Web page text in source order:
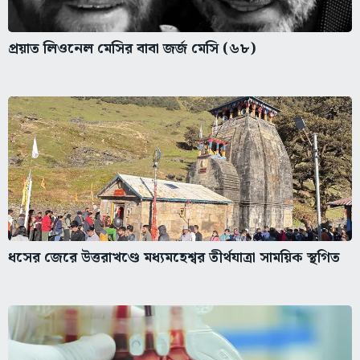
প্রয়াত লিওনেল মেসির বাবা জর্জ মেসি (৬৮)
ধসের জেরে উত্তরাখণ্ডে মধ্যমহেশ্বর তীর্থযাত্রা সাময়িক স্থগিত